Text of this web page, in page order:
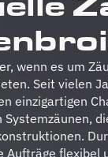
wenn es um
Seit vielen
einzigartigen
Aufträge flexibel